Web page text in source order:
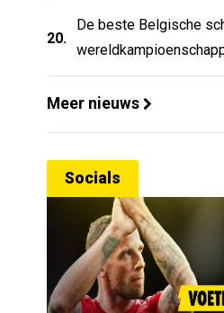
20.
De beste Belgische
Meer nieuws
Socials